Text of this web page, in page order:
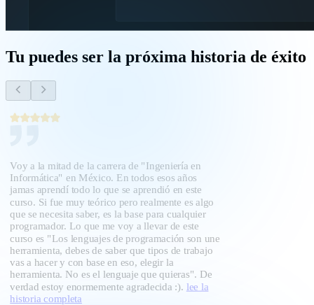
Tu puedes ser la próxima historia de éxito
Voy a la mitad de la carrera de "Ingeniería en
Informática" en México. En todos esos años
jamas aprendí todo lo que se aprendió en este
curso. Si fue muy teórico pero realmente es algo
que se necesita saber, es la base para cualquier
programador. Lo que me voy a llevar de este
curso es "Los lenguajes de programación son une
herramienta, debes de saber que tipos de trabajo
vas a hacer y con base en eso, elegir la
herramienta. No es el lenguaje que quieras". De
verdad estoy enormemente agradecida :). lee la
historia completa